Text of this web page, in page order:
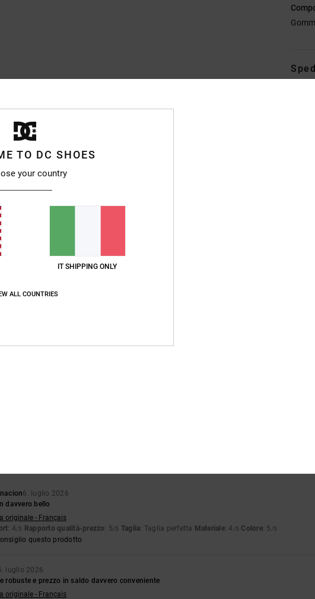
6. luglio 2026
davvero bello
originale - Français
: 4/5 Rapporto qualità-prezzo: 5/5 Taglia: Taglia perfetta Materiale: 4 /5 Colore: 5 /5
questo prodotto
luglio 2026
robuste e prezzo in saldo davvero conveniente
originale - Français
TO DC SHOES
your country
IT SHIPPING ONLY
ALL COUNTRIES